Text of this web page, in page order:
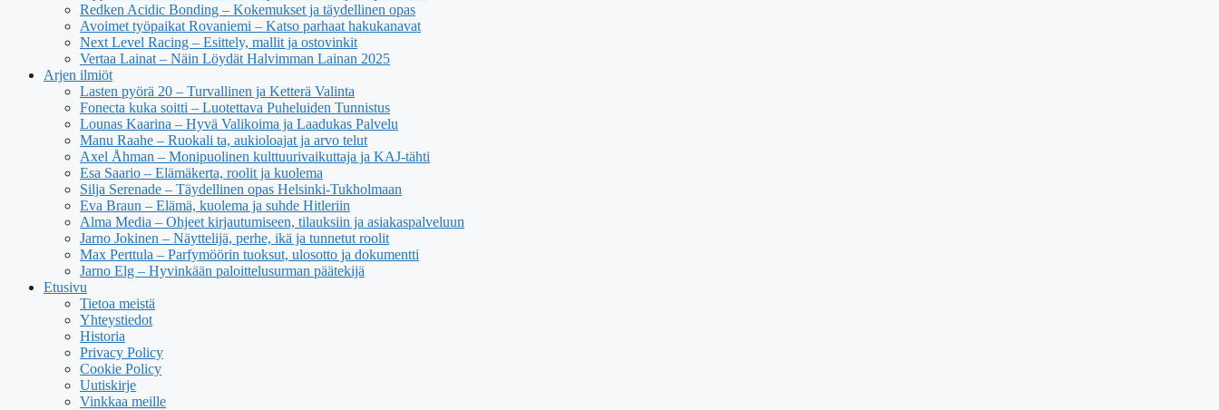
Redken Acidic Bonding – Kokemukset ja täydellinen opas
Avoimet työpaikat Rovaniemi – Katso parhaat hakukanavat
Next Level Racing – Esittely, mallit ja ostovinkit
Vertaa Lainat – Näin Löydät Halvimman Lainan 2025
Arjen ilmiöt
Lasten pyörä 20 – Turvallinen ja Ketterä Valinta
Fonecta kuka soitti – Luotettava Puheluiden Tunnistus
Lounas Kaarina – Hyvä Valikoima ja Laadukas Palvelu
Manu Raahe – Ruokali ta, aukioloajat ja arvo telut
Axel Åhman – Monipuolinen kulttuurivaikuttaja ja KAJ-tähti
Esa Saario – Elämäkerta, roolit ja kuolema
Silja Serenade – Täydellinen opas Helsinki-Tukholmaan
Eva Braun – Elämä, kuolema ja suhde Hitleriin
Alma Media – Ohjeet kirjautumiseen, tilauksiin ja asiakaspalveluun
Jarno Jokinen – Näyttelijä, perhe, ikä ja tunnetut roolit
Max Perttula – Parfymöörin tuoksut, ulosotto ja dokumentti
Jarno Elg – Hyvinkään paloittelusurman päätekijä
Etusivu
Tietoa meistä
Yhteystiedot
Historia
Privacy Policy
Cookie Policy
Uutiskirje
Vinkkaa meille